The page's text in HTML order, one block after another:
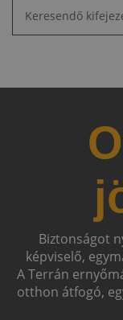
Biztonságot
képviselő,
A Terrán
otthon átfogó,